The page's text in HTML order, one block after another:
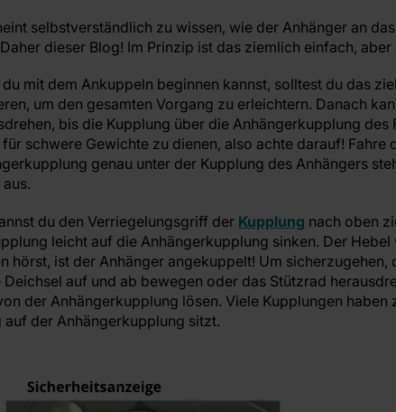
selbstverständlich zu wissen, wie der Anhänger an
dieser Blog! Im Prinzip ist das ziemlich einfach,
mit dem Ankuppeln beginnen kannst, solltest du das
um den gesamten Vorgang zu erleichtern. Danach
bis die Kupplung über die Anhängerkupplung
schwere Gewichte zu dienen, also achte darauf!
genau unter der Kupplung des Anhängers
du den Verriegelungsgriff der Kupplung nach oben
leicht auf die Anhängerkupplung sinken. Der
hörst, ist der Anhänger angekuppelt! Um
Deichsel auf und ab bewegen oder das Stützrad
der Anhängerkupplung lösen. Viele Kupplungen
auf der Anhängerkupplung sitzt.